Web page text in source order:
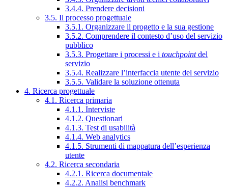
3.4.4. Prendere decisioni
3.5. Il processo progettuale
3.5.1. Organizzare il progetto e la sua gestione
3.5.2. Comprendere il contesto d’uso del servizio
pubblico
3.5.3. Progettare i processi e i touchpointdel
servizio
3.5.4. Realizzare l’interfaccia utente del servizio
3.5.5. Validare la soluzione ottenuta
4. Ricerca progettuale
4.1. Ricerca primaria
4.1.1. Interviste
4.1.2. Questionari
4.1.3. Test di usabilità
4.1.4. Web analytics
4.1.5. Strumenti di mappatura dell’esperienza
utente
4.2. Ricerca secondaria
4.2.1. Ricerca documentale
4.2.2. Analisi benchmark